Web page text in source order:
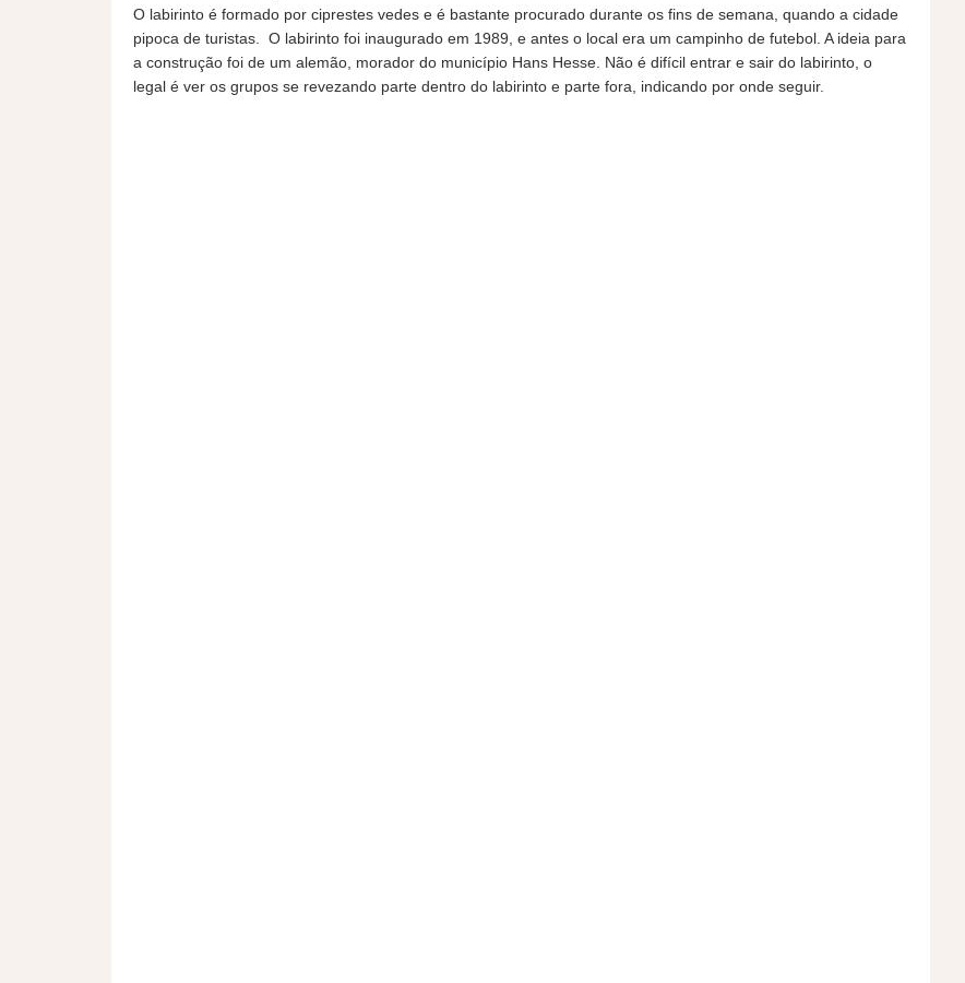
O labirinto é formado por ciprestes vedes e é bastante procurado durante os fins de semana, quando a cidade
pipoca de turistas. O labirinto foi inaugurado em 1989, e antes o local era um campinho de futebol. A ideia para
a construção foi de um alemão, morador do município Hans Hesse. Não é difícil entrar e sair do labirinto, o
legal é ver os grupos se revezando parte dentro do labirinto e parte fora, indicando por onde seguir.